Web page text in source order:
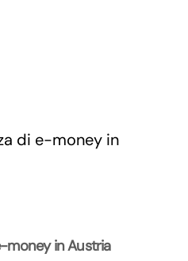
money in Austria